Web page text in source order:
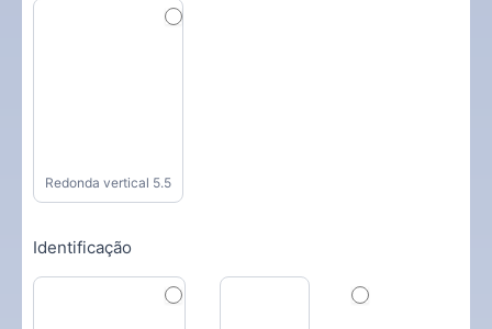
Redonda vertical 5.5
Identificação